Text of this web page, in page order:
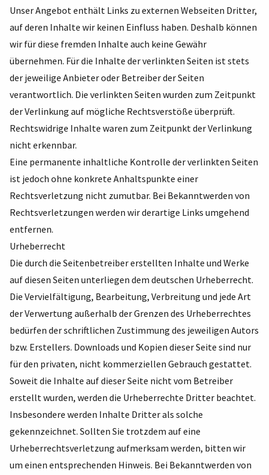
Unser Angebot enthält Links zu externen Webseiten Dritter,
auf deren Inhalte wir keinen Ein­fluss haben. Deshalb können
wir für diese fremden Inhalte auch keine Gewähr
übernehmen. Für die Inhalte der verlinkten Seiten ist stets
der jeweilige Anbieter oder Betreiber der Seiten
verantwortlich. Die verlinkten Seiten wurden zum Zeitpunkt
der Verlinkung auf mögliche Rechtsverstöße überprüft.
Rechtswidrige Inhalte waren zum Zeitpunkt der Verlinkung
nicht erkennbar.
Eine permanente inhaltliche Kontrolle der verlinkten Seiten
ist jedoch ohne konkrete An­haltspunkte einer
Rechtsverletzung nicht zumutbar. Bei Bekanntwerden von
Rechtsverlet­zungen werden wir derartige Links umgehend
entfernen.
Urheberrecht
Die durch die Seitenbetreiber erstellten Inhalte und Werke
auf diesen Seiten unterliegen dem deutschen Urheberrecht.
Die Vervielfältigung, Bearbeitung, Verbreitung und jede Art
der Verwertung außerhalb der Grenzen des Urheberrechtes
bedürfen der schriftlichen Zustim­mung des jeweiligen Autors
bzw. Erstellers. Downloads und Kopien dieser Seite sind nur
für den privaten, nicht kommerziellen Gebrauch gestattet.
Soweit die Inhalte auf dieser Seite nicht vom Betreiber
erstellt wurden, werden die Urheber­rechte Dritter beachtet.
Insbesondere werden Inhalte Dritter als solche
gekennzeichnet. Sollten Sie trotzdem auf eine
Urheberrechtsverletzung aufmerksam werden, bitten wir
um einen entsprechenden Hinweis. Bei Bekanntwerden von